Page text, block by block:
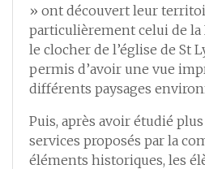
» ont découvert leur
particulièrement celui de
le clocher de l’église de St
permis d’avoir une vue
différents paysages
Puis, après avoir étudié
services proposés par la
éléments historiques, les